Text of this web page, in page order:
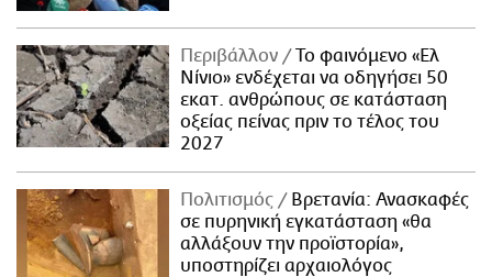
Περιβάλλον
Το φαινόμενο «Ελ
Νίνιο» ενδέχεται να οδηγήσει 50
εκατ. ανθρώπους σε κατάσταση
οξείας πείνας πριν το τέλος του
2027
Πολιτισμός
Βρετανία: Ανασκαφές
σε πυρηνική εγκατάσταση «θα
αλλάξουν την προϊστορία»,
υποστηρίζει αρχαιολόγος